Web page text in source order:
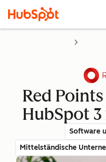
Red
HubSpot 3
Software
Mittelständische